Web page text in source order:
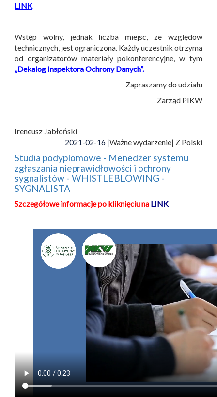
LINK
Wstęp wolny, jednak liczba miejsc, ze względów
technicznych, jest ograniczona. Każdy uczestnik otrzyma
od organizatorów materiały pokonferencyjne, w tym
„Dekalog Inspektora Ochrony Danych”.
Zapraszamy do udziału
Zarząd PIKW
Ireneusz Jabłoński
2021-02-16 |Ważne wydarzenie| Z Polski
Studia podyplomowe - Menedżer systemu
zgłaszania nieprawidłowości i ochrony
sygnalistów - WHISTLEBLOWING -
SYGNALISTA
Szczegółowe informacje po kliknięciu na LINK